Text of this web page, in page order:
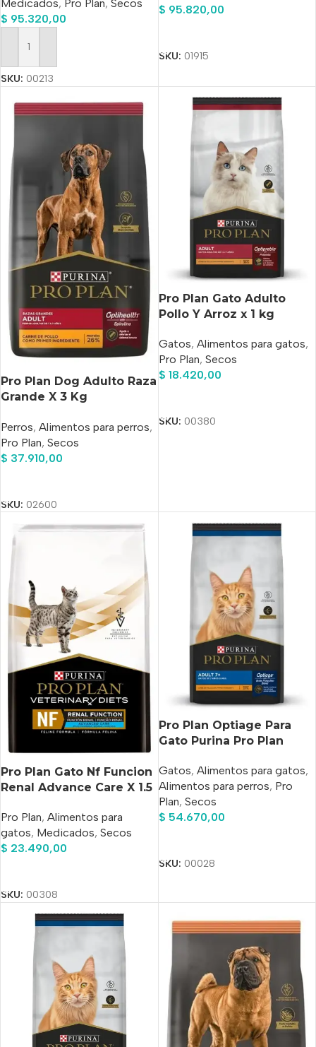
Tamaños Sabor Mix En
Bolsa De 7.5 kg
Medicados, Pro Plan, Secos
$ 95.320,00
Añadir Al Carrito
SKU: 00213
$ 95.820,00
SKU: 01915
Pro Plan Dog Adulto Raza
Grande X 3 Kg
Perros, Alimentos para perros,
Pro Plan, Secos
$ 37.910,00
SKU: 02600
Pro Plan Gato Adulto
Pollo Y Arroz x 1 kg
Gatos, Alimentos para gatos,
Pro Plan, Secos
$ 18.420,00
SKU: 00380
Pro Plan Gato Nf Funcion
Renal Advance Care X 1.5
Pro Plan, Alimentos para
gatos, Medicados, Secos
$ 23.490,00
SKU: 00308
Pro Plan Optiage Para
Gato Purina Pro Plan
Gato Senior De Raza
Todas Las Razas Sabor
Pollo En Bolsa De 3 kg
Gatos, Alimentos para gatos,
Alimentos para perros, Pro
Plan, Secos
$ 54.670,00
SKU: 00028